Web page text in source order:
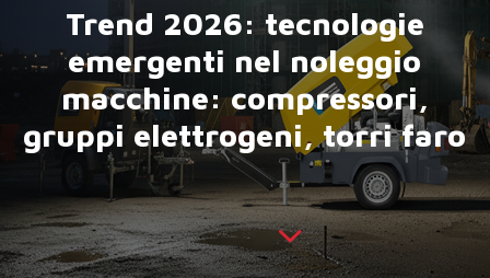
Trend 2026: tecnologie
emergenti nel noleggio
macchine: compressori,
gruppi elettrogeni, torri faro